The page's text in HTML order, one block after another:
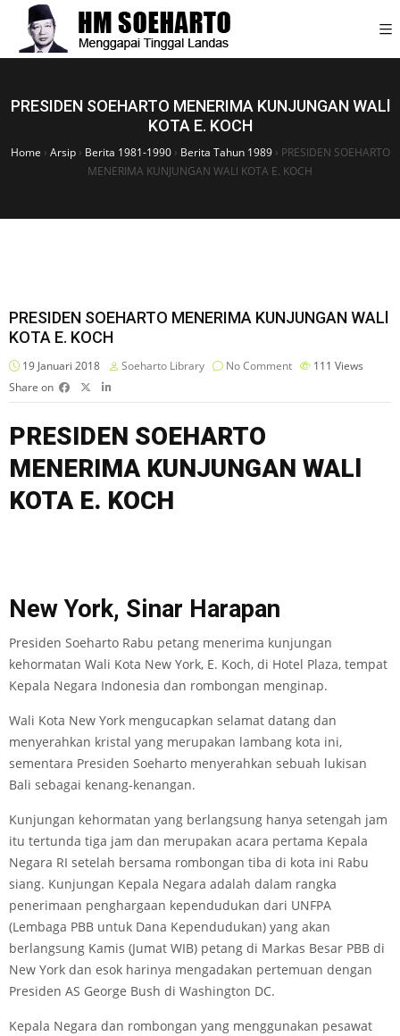
PRESIDEN SOEHARTO MENERIMA KUNJUNGAN WALl
KOTA E. KOCH
Home › Arsip› Berita 1981-1990› Berita Tahun 1989› PRESIDEN SOEHARTO
MENERIMA KUNJUNGAN WALl KOTA E. KOCH
PRESIDEN SOEHARTO MENERIMA KUNJUNGAN WALl
KOTA E. KOCH
19 Januari 2018 Soeharto Library No Comment 111 Views
Share on
PRESIDEN SOEHARTO
MENERIMA KUNJUNGAN WALl
KOTA E. KOCH
New York, Sinar Harapan
Presiden Soeharto Rabu petang menerima kunjungan
kehormatan Wali Kota New York, E. Koch, di Hotel Plaza, tempat
Kepala Negara Indonesia dan rombongan menginap.
Wali Kota New York mengucapkan selamat datang dan
menyerahkan kristal yang merupakan lambang kota ini,
sementara Presiden Soeharto menyerahkan sebuah lukisan
Bali sebagai kenang-kenangan.
Kunjungan kehormatan yang berlangsung hanya setengah jam
itu tertunda tiga jam dan merupakan acara pertama Kepala
Negara RI setelah bersama rombongan tiba di kota ini Rabu
siang. Kunjungan Kepala Negara adalah dalam rangka
penerimaan penghargaan kependudukan dari UNFPA
(Lembaga PBB untuk Dana Kependudukan) yang akan
berlangsung Kamis (Jumat WIB) petang di Markas Besar PBB di
New York dan esok harinya mengadakan pertemuan dengan
Presiden AS George Bush di Washington DC.
Kepala Negara dan rombongan yang menggunakan pesawat